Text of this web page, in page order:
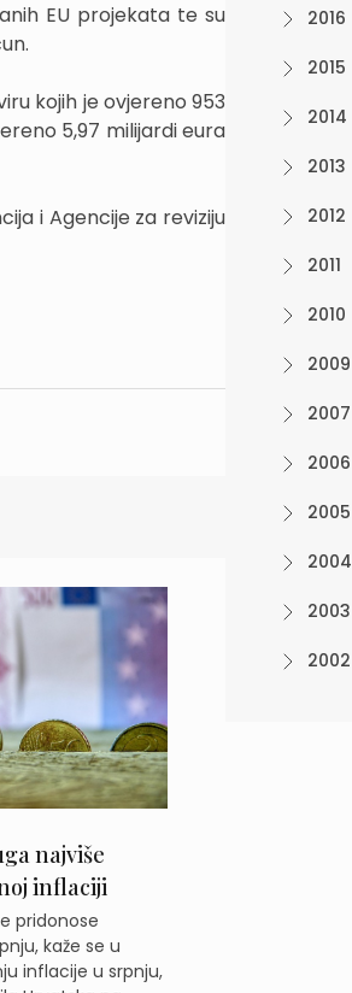
EU projekata te su
kojih je ovjereno 953
5,97 milijardi eura
i Agencije za reviziju
najviše
inflaciji
pridonose
kaže se u
inflacije u srpnju,
2016
2015
2014
2013
2012
2011
2010
2009
2007
2006
2005
2004
2003
2002